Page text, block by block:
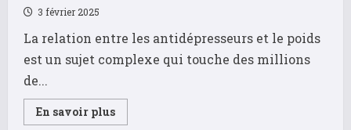
25
40
kg
3 février 2025
La relation entre les antidépresseurs et le poids
est un sujet complexe qui touche des millions
de...
En savoir plusRead
more